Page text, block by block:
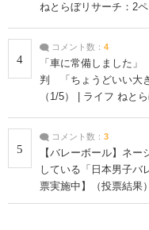
ねとらぼリサーチ：2ペ
4
コメント数： 4
「車に常備しました
判 「ちょうどいい大
（1/5） | ライフ ねと
5
コメント数： 3
【バレーボール】ネ
している「日本男子バ
票実施中】（投票結果